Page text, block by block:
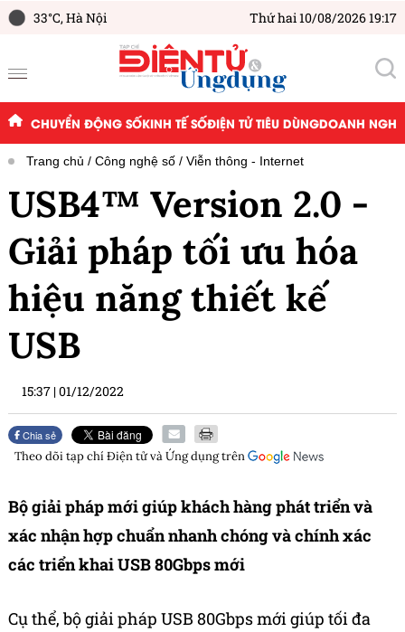
33°C,Hà Nội Thứ hai 10/08/2026 19:17
CHUYỂN ĐỘNG SỐKINH TẾ SỐĐIỆN TỬ TIÊU DÙNGDOANH
Trang chủ Công nghệ số Viễn thông - Internet
USB4™ Version 2.0 -
Giải pháp tối ưu hóa
hiệu năng thiết kế
USB
15:37 |01/12/2022
Chia sẻ
Theo dõi tạp chíĐiện tử và Ứng dụngtrên
Bộ giải pháp mới giúp khách hàng phát triển và
xác nhận hợp chuẩn nhanh chóng và chính xác
các triển khai USB 80Gbps mới
Cụ thể, bộ giải pháp USB 80Gbps mới giúp tối đa